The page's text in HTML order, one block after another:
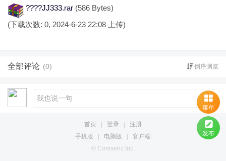
????JJ333.rar (586 Bytes)
(下载次数: 0, 2024-6-23 22:08 上传)
全部评论 (0) 倒序浏览
首页 登录
注册
手机版
电脑版
客户端
© Comsenz Inc.
菜单
发布